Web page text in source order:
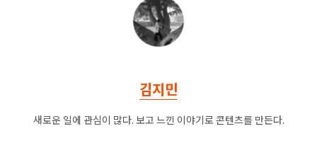
김지민
새로운 일에 관심이 많다. 보고 느낀 이야기로 콘텐츠를 만든다.